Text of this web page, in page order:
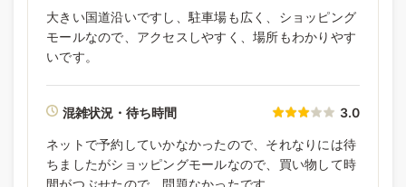
大きい国道沿いですし、駐車場も広く、ショッピング
モールなので、アクセスしやすく、場所もわかりやす
いです。
混雑状況・待ち時間 3.0
ネットで予約していかなかったので、それなりには待
ちましたがショッピングモールなので、買い物して時
間がつぶせたので、問題なかったです。